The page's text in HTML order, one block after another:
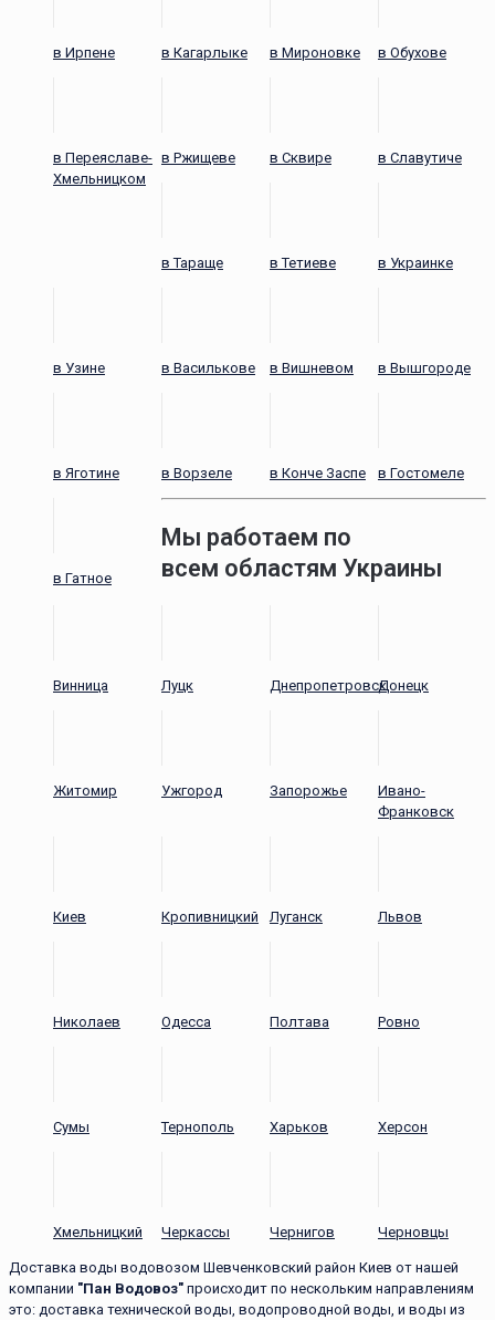
в Ирпене в Кагарлыке в Мироновке в Обухове
в Переяславе-
Хмельницком
в Ржищеве в Сквире в Славутиче
в Тараще в Тетиеве в Украинке
в Узине в Василькове в Вишневом в Вышгороде
в Яготине в Ворзеле в Конче Заспе в Гостомеле
в Гатное
Мы работаем по
всем областям Украины
Винница Луцк ДнепропетровскДонецк
Житомир Ужгород Запорожье
Ивано-
Франковск
Киев Кропивницкий Луганск Львов
Николаев Одесса Полтава Ровно
Сумы Тернополь Харьков Херсон
Хмельницкий Черкассы Чернигов Черновцы
Доставка воды водовозом Шевченковский район Киев от нашей
компании "Пан Водовоз" происходит по нескольким направлениям
это: доставка технической воды, водопроводной воды, и воды из